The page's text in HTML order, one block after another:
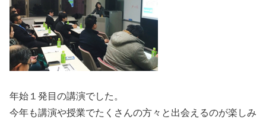
年始１発目の講演でした。
今年も講演や授業でたくさんの方々と出会えるのが楽しみ